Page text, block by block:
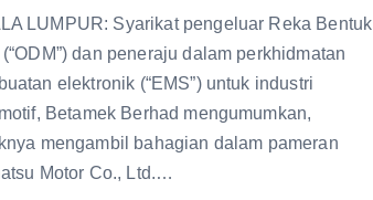
LUMPUR: Syarikat pengeluar Reka Bentuk
dan peneraju dalam perkhidmatan
elektronik (“EMS”) untuk industri
Betamek Berhad mengumumkan,
mengambil bahagian dalam pameran
Motor Co., Ltd.…